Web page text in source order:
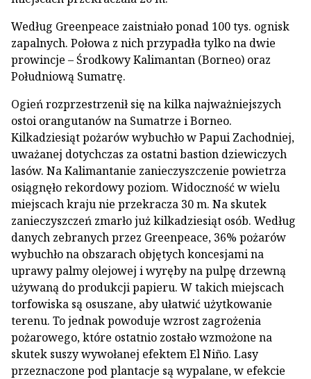
Według Greenpeace zaistniało ponad 100 tys. ognisk
zapalnych. Połowa z nich przypadła tylko na dwie
prowincje – Środkowy Kalimantan (Borneo) oraz
Południową Sumatrę.
Ogień rozprzestrzenił się na kilka najważniejszych
ostoi orangutanów na Sumatrze i Borneo.
Kilkadziesiąt pożarów wybuchło w Papui Zachodniej,
uważanej dotychczas za ostatni bastion dziewiczych
lasów. Na Kalimantanie zanieczyszczenie powietrza
osiągnęło rekordowy poziom. Widoczność w wielu
miejscach kraju nie przekracza 30 m. Na skutek
zanieczyszczeń zmarło już kilkadziesiąt osób. Według
danych zebranych przez Greenpeace, 36% pożarów
wybuchło na obszarach objętych koncesjami na
uprawy palmy olejowej i wyręby na pulpę drzewną
używaną do produkcji papieru. W takich miejscach
torfowiska są osuszane, aby ułatwić użytkowanie
terenu. To jednak powoduje wzrost zagrożenia
pożarowego, które ostatnio zostało wzmożone na
skutek suszy wywołanej efektem El Niño. Lasy
przeznaczone pod plantacje są wypalane, w efekcie